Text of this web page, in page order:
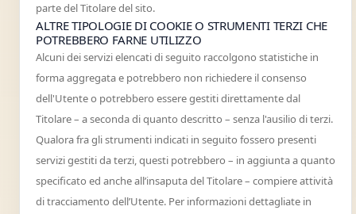
parte del Titolare del sito.
ALTRE TIPOLOGIE DI COOKIE O STRUMENTI TERZI CHE
POTREBBERO FARNE UTILIZZO
Alcuni dei servizi elencati di seguito raccolgono statistiche in
forma aggregata e potrebbero non richiedere il consenso
dell'Utente o potrebbero essere gestiti direttamente dal
Titolare – a seconda di quanto descritto – senza l'ausilio di terzi.
Qualora fra gli strumenti indicati in seguito fossero presenti
servizi gestiti da terzi, questi potrebbero – in aggiunta a quanto
specificato ed anche all’insaputa del Titolare – compiere attività
di tracciamento dell’Utente. Per informazioni dettagliate in